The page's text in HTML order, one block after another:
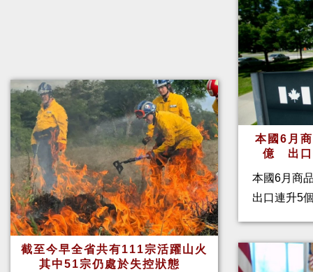
截至今早全省共有111宗活躍山火
其中51宗仍處於失控狀態
本國6月
億 出口
本國6月商
出口連升5